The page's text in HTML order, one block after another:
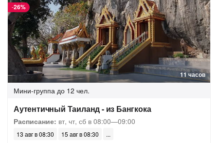
11 часов
-26%
Мини-группа до 12 чел.
Аутентичный Таиланд - из Бангкока
Расписание: вт, чт, сб в 08:00—09:00
13 авг в 08:30 15 авг в 08:30